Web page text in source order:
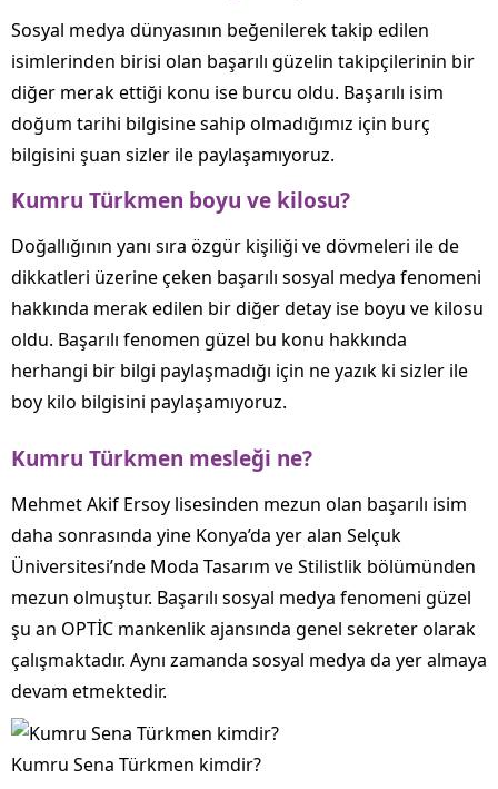
Sosyal medya dünyasının beğenilerek takip edilen
isimlerinden birisi olan başarılı güzelin takipçilerinin bir
diğer merak ettiği konu ise burcu oldu. Başarılı isim
doğum tarihi bilgisine sahip olmadığımız için burç
bilgisini şuan sizler ile paylaşamıyoruz.
Kumru Türkmen boyu ve kilosu?
Doğallığının yanı sıra özgür kişiliği ve dövmeleri ile de
dikkatleri üzerine çeken başarılı sosyal medya fenomeni
hakkında merak edilen bir diğer detay ise boyu ve kilosu
oldu. Başarılı fenomen güzel bu konu hakkında
herhangi bir bilgi paylaşmadığı için ne yazık ki sizler ile
boy kilo bilgisini paylaşamıyoruz.
Kumru Türkmen mesleği ne?
Mehmet Akif Ersoy lisesinden mezun olan başarılı isim
daha sonrasında yine Konya’da yer alan Selçuk
Üniversitesi’nde Moda Tasarım ve Stilistlik bölümünden
mezun olmuştur. Başarılı sosyal medya fenomeni güzel
şu an OPTİC mankenlik ajansında genel sekreter olarak
çalışmaktadır. Aynı zamanda sosyal medya da yer almaya
devam etmektedir.
Kumru Sena Türkmen kimdir?